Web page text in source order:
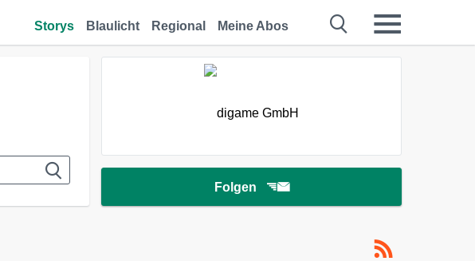
Storys Blaulicht Regional Meine Abos
Folgen